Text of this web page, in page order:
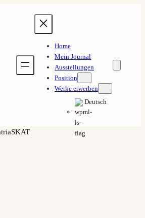
Home
Mein Journal
Ausstellungen
Position
Werke erwerben
Deutsch